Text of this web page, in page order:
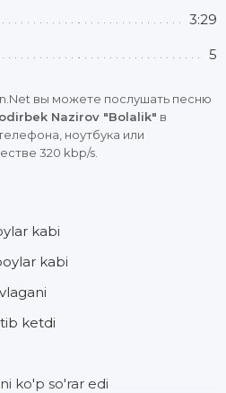
3:29
5
вы можете послушать песню
Nazirov "Bolalik" в
ноутбука или
320 kbp/s.
kabi
kabi
ketdi
ko'p so'rar edi